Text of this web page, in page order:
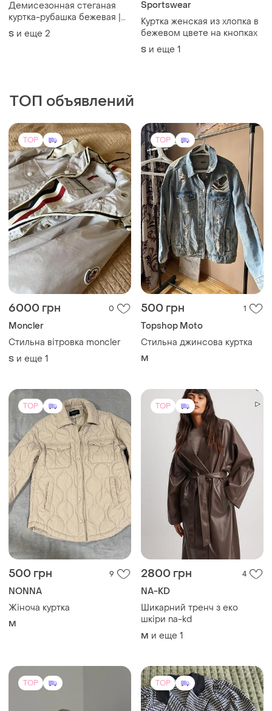
Демисезонная стеганая
куртка-рубашка бежевая |
78325
S и еще 2
Sportswear
Куртка женская из хлопка в
бежевом цвете на кнопках
S и еще 1
ТОП объявлений
TOP
6000 грн 0
Moncler
Стильна вітровка moncler
S и еще 1
TOP
500 грн 1
Topshop Moto
Стильна джинсова куртка
M
TOP
500 грн 9
NONNA
Жіноча куртка
M
TOP
2800 грн 4
NA-KD
Шикарний тренч з еко
шкіри na-kd
M и еще 1
TOP TOP